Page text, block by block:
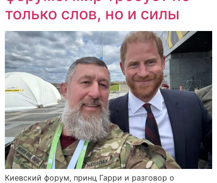
только слов, но и силы
Киевский форум, принц Гарри и разговор о